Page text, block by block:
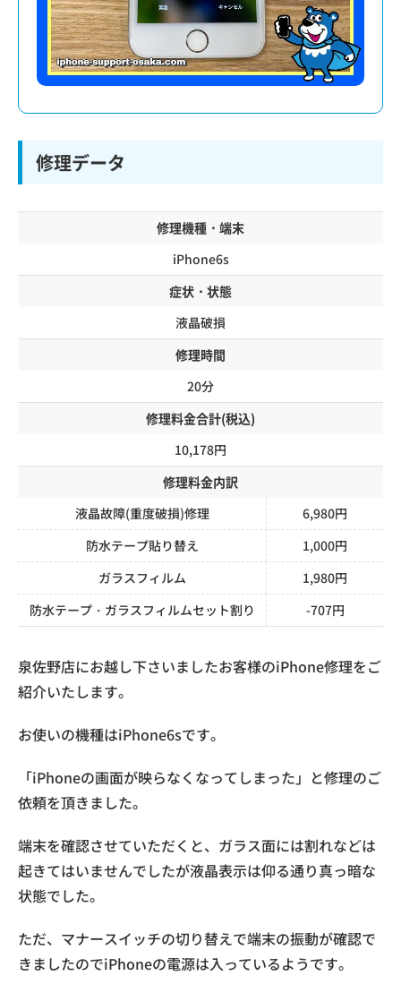
修理データ
修理機種・端末
iPhone6s
症状・状態
液晶破損
修理時間
20分
修理料金合計(税込)
10,178円
修理料金内訳
液晶故障(重度破損)修理
6,980円
防水テープ貼り替え
1,000円
ガラスフィルム
1,980円
防水テープ・ガラスフィルムセット割り
-707円
泉佐野店にお越し下さいましたお客様のiPhone修理をご
紹介いたします。
お使いの機種はiPhone6sです。
「iPhoneの画面が映らなくなってしまった」と修理のご
依頼を頂きました。
端末を確認させていただくと、ガラス面には割れなどは
起きてはいませんでしたが液晶表示は仰る通り真っ暗な
状態でした。
ただ、マナースイッチの切り替えで端末の振動が確認で
きましたのでiPhoneの電源は入っているようです。